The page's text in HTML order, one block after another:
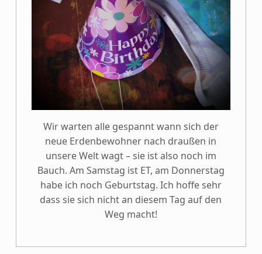
Wir warten alle gespannt wann sich der
neue Erdenbewohner nach draußen in
unsere Welt wagt – sie ist also noch im
Bauch. Am Samstag ist ET, am Donnerstag
habe ich noch Geburtstag. Ich hoffe sehr
dass sie sich nicht an diesem Tag auf den
Weg macht!